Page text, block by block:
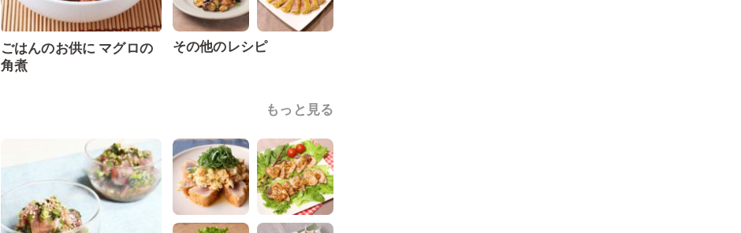
ごはんのお供に マグロの
角煮
その他のレシピ
もっと見る